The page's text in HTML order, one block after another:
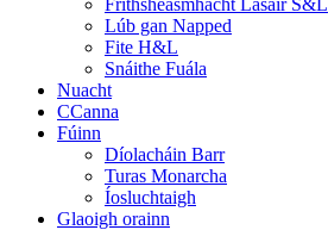
Frithsheasmhacht Lasair S&L
Lúb gan Napped
Fite H&L
Snáithe Fuála
Nuacht
CCanna
Fúinn
Díolacháin Barr
Turas Monarcha
Íosluchtaigh
Glaoigh orainn